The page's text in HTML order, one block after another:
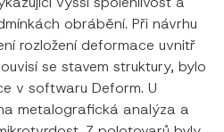
obrábění. Při návrhu
rozložení deformace uvnitř
se stavem struktury, bylo
v softwaru Deform. U
metalografická analýza a